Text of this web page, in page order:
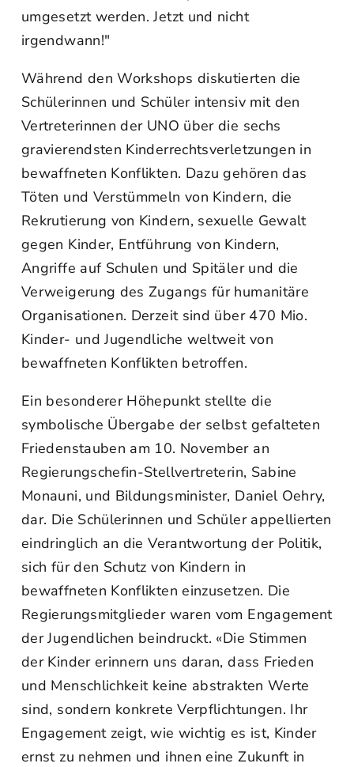
umgesetzt werden. Jetzt und nicht
irgendwann!"
Während den Workshops diskutierten die
Schülerinnen und Schüler intensiv mit den
Vertreterinnen der UNO über die sechs
gravierendsten Kinderrechtsverletzungen in
bewaffneten Konflikten. Dazu gehören das
Töten und Verstümmeln von Kindern, die
Rekrutierung von Kindern, sexuelle Gewalt
gegen Kinder, Entführung von Kindern,
Angriffe auf Schulen und Spitäler und die
Verweigerung des Zugangs für humanitäre
Organisationen. Derzeit sind über 470 Mio.
Kinder- und Jugendliche weltweit von
bewaffneten Konflikten betroffen.
Ein besonderer Höhepunkt stellte die
symbolische Übergabe der selbst gefalteten
Friedenstauben am 10. November an
Regierungschefin-Stellvertreterin, Sabine
Monauni, und Bildungsminister, Daniel Oehry,
dar. Die Schülerinnen und Schüler appellierten
eindringlich an die Verantwortung der Politik,
sich für den Schutz von Kindern in
bewaffneten Konflikten einzusetzen. Die
Regierungsmitglieder waren vom Engagement
der Jugendlichen beindruckt. «Die Stimmen
der Kinder erinnern uns daran, dass Frieden
und Menschlichkeit keine abstrakten Werte
sind, sondern konkrete Verpflichtungen. Ihr
Engagement zeigt, wie wichtig es ist, Kinder
ernst zu nehmen und ihnen eine Zukunft in